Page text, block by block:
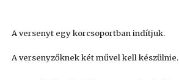
A versenyt egy korcsoportban indítjuk.
A versenyzőknek két művel kell készülnie.